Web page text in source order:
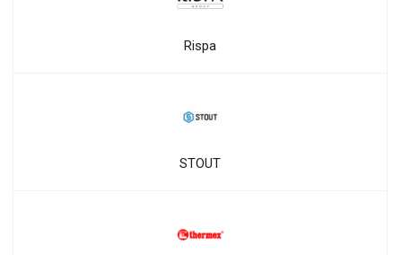
Rispa
STOUT